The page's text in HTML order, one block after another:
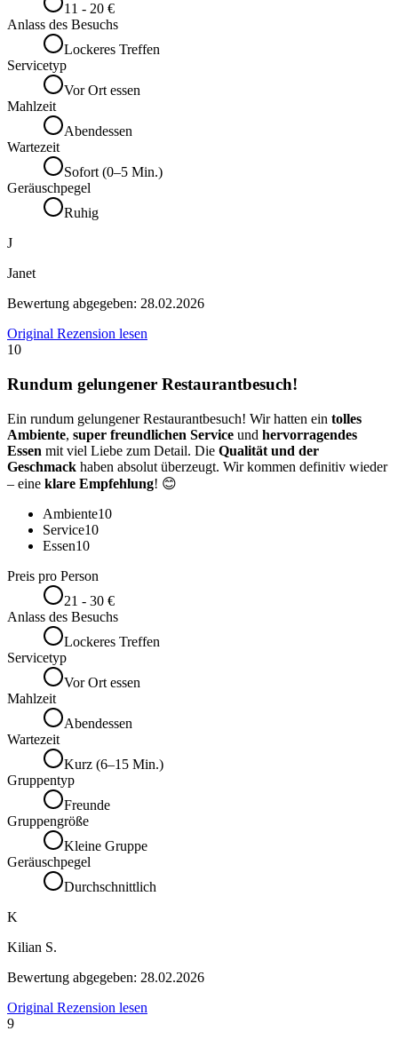
11 - 20 €
Anlass des Besuchs
Lockeres Treffen
Servicetyp
Vor Ort essen
Mahlzeit
Abendessen
Wartezeit
Sofort (0–5 Min.)
Geräuschpegel
Ruhig
J
Janet
Bewertung abgegeben: 28.02.2026
Original Rezension lesen
10
Rundum gelungener Restaurantbesuch!
Ein rundum gelungener Restaurantbesuch! Wir hatten ein tolles
Ambiente, super freundlichen Service und hervorragendes
Essen mit viel Liebe zum Detail. Die Qualität und der
Geschmack haben absolut überzeugt. Wir kommen definitiv wieder
– eine klare Empfehlung! 😊
Ambiente10
Service10
Essen10
Preis pro Person
21 - 30 €
Anlass des Besuchs
Lockeres Treffen
Servicetyp
Vor Ort essen
Mahlzeit
Abendessen
Wartezeit
Kurz (6–15 Min.)
Gruppentyp
Freunde
Gruppengröße
Kleine Gruppe
Geräuschpegel
Durchschnittlich
K
Kilian S.
Bewertung abgegeben: 28.02.2026
Original Rezension lesen
9